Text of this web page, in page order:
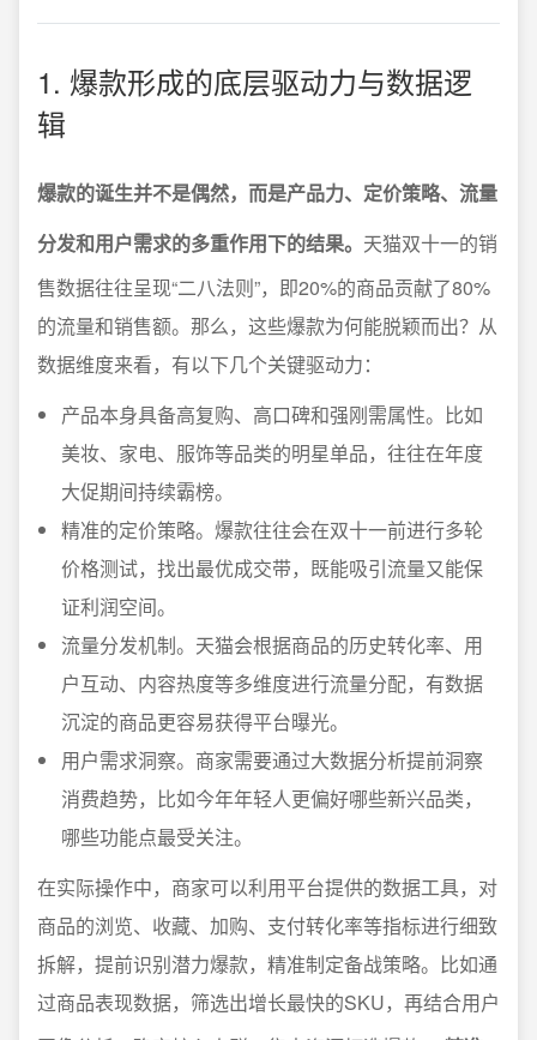
1. 爆款形成的底层驱动力与数据逻
辑
爆款的诞生并不是偶然，而是产品力、定价策略、流量
分发和用户需求的多重作用下的结果。 天猫双十一的销
售数据往往呈现“二八法则”，即20%的商品贡献了80%
的流量和销售额。那么，这些爆款为何能脱颖而出？从
数据维度来看，有以下几个关键驱动力：
产品本身具备高复购、高口碑和强刚需属性。比如
美妆、家电、服饰等品类的明星单品，往往在年度
大促期间持续霸榜。
精准的定价策略。爆款往往会在双十一前进行多轮
价格测试，找出最优成交带，既能吸引流量又能保
证利润空间。
流量分发机制。天猫会根据商品的历史转化率、用
户互动、内容热度等多维度进行流量分配，有数据
沉淀的商品更容易获得平台曝光。
用户需求洞察。商家需要通过大数据分析提前洞察
消费趋势，比如今年年轻人更偏好哪些新兴品类，
哪些功能点最受关注。
在实际操作中，商家可以利用平台提供的数据工具，对
商品的浏览、收藏、加购、支付转化率等指标进行细致
拆解，提前识别潜力爆款，精准制定备战策略。比如通
过商品表现数据，筛选出增长最快的SKU，再结合用户